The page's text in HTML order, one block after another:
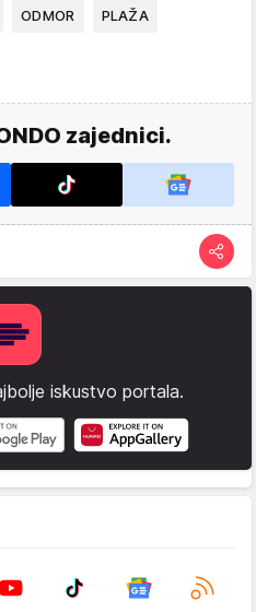
ODMOR PLAŽA
zajednici.
iskustvo portala.